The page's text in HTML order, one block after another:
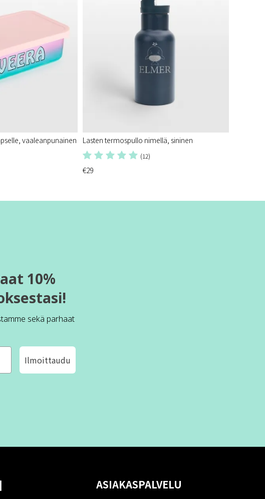
vaaleanpunainen
Lasten termospullo nimellä, sininen
(12)
€29
10%
sekä parhaat
Ilmoittaudu
ASIAKASPALVELU